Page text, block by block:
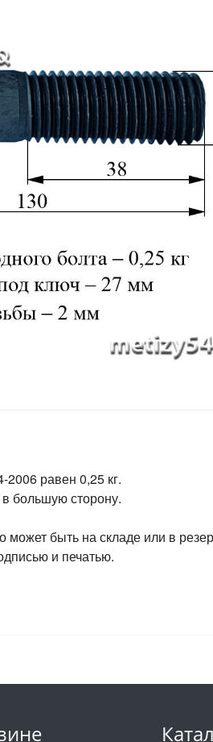
равен 0,25 кг.
большую сторону.
быть на складе или в
и печатью.